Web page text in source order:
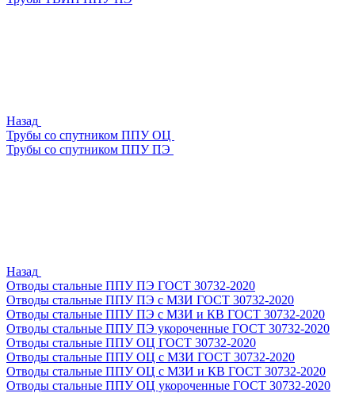
Назад
Трубы со спутником ППУ ОЦ
Трубы со спутником ППУ ПЭ
Назад
Отводы стальные ППУ ПЭ ГОСТ 30732-2020
Отводы стальные ППУ ПЭ с МЗИ ГОСТ 30732-2020
Отводы стальные ППУ ПЭ с МЗИ и КВ ГОСТ 30732-2020
Отводы стальные ППУ ПЭ укороченные ГОСТ 30732-2020
Отводы стальные ППУ ОЦ ГОСТ 30732-2020
Отводы стальные ППУ ОЦ с МЗИ ГОСТ 30732-2020
Отводы стальные ППУ ОЦ с МЗИ и КВ ГОСТ 30732-2020
Отводы стальные ППУ ОЦ укороченные ГОСТ 30732-2020